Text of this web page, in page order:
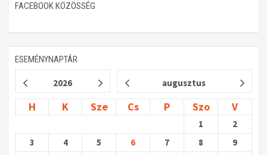
FACEBOOK KÖZÖSSÉG
ESEMÉNYNAPTÁR
2026 augusztus
H K Sze Cs P Szo V
1
2
3
4 5 6 7 8
9